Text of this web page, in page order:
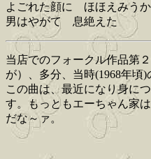
よごれた顔に ほほえみう
男はやがて 息絶えた
当店でのフォークル作品第
が）、多分、当時(1968年頃
この曲は、最近になり身に
す。もっともエーちゃん家
だな～ァ。